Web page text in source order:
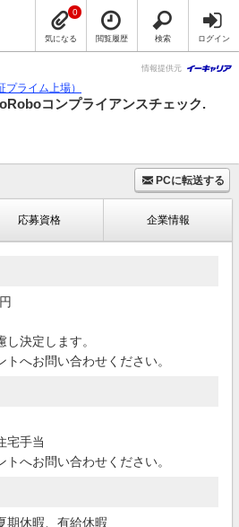
気になる
0
閲覧履歴 検索 ログイン
情報提供元
ライム上場）
コンプライアンスチェック.
PCに転送する
応募資格 企業情報
決定します。
へお問い合わせください。
宅手当
へお問い合わせください。
期休暇、有給休暇